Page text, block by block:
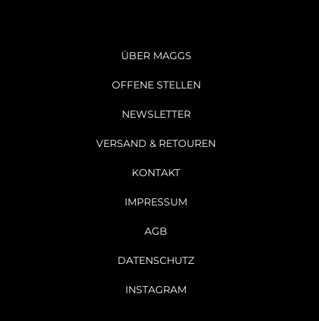
ÜBER MAGGS
OFFENE STELLEN
NEWSLETTER
VERSAND & RETOUREN
KONTAKT
IMPRESSUM
AGB
DATENSCHUTZ
INSTAGRAM